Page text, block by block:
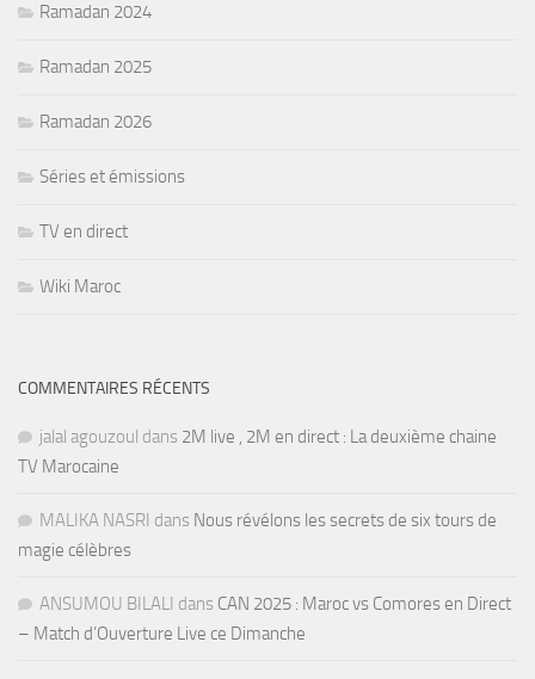
Ramadan 2024
Ramadan 2025
Ramadan 2026
Séries et émissions
TV en direct
Wiki Maroc
COMMENTAIRES RÉCENTS
jalal agouzoul dans 2M live , 2M en direct : La deuxième chaine
TV Marocaine
MALIKA NASRI dans Nous révélons les secrets de six tours de
magie célèbres
ANSUMOU BILALI dans CAN 2025 : Maroc vs Comores en Direct
– Match d’Ouverture Live ce Dimanche